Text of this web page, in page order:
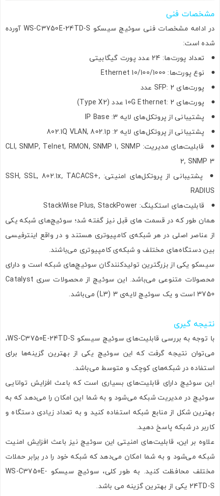
مشخصات فنی
در ادامه مشخصات فنی سوئیچ سیسکو WS-C3750E-24TD-S آورده
شده است:
تعداد پورت‌ها: 24 عدد پورت گیگابیتی
نوع پورت‌ها: 10/100/1000 Ethernet
پورت‌های SFP: 2 عدد
پورت‌های 10G Ethernet: 2 عدد (Type X2)
پشتیبانی از پروتکل‌های لایه 3: IP Base
پشتیبانی از پروتکل‌های لایه 2: 802.1Q VLAN, 802.1p
قابلیت‌های مدیریت: CLI, SNMP, Telnet, RMON, SNMP 1, SNMP
2, SNMP 3
پشتیبانی از پروتکل‌های امنیتی: SSH, SSL, 802.1x, TACACS+,
RADIUS
قابلیت‌های استکینگ: StackWise Plus, StackPower
همان طور که در قسمت های قبل نیز گفته شد؛ سوئیچ‌های شبکه یکی
از عناصر اصلی در هر شبکه‌ی کامپیوتری هستند و در واقع اینترفیسی
بین دستگاه‌های مختلف و شبکه‌ی کامپیوتری می‌باشند.
سیسکو یکی از بزرگترین تولیدکنندگان سوئیچ‌های شبکه است و دارای
محصولات متنوعی می‌باشد. این سوئیچ از محصولات سری Catalyst
3750 است و یک سوئیچ لایه‌ی 3 (L3) می‌باشد.
نتیجه گیری
با توجه به بررسی قابلیت‌های سوئیچ سیسکو WS-C3750E-24TD-S،
می‌توان نتیجه گرفت که این سوئیچ یکی از بهترین گزینه‌ها برای
استفاده در شبکه‌های کوچک و متوسط می‌باشد.
این سوئیچ دارای قابلیت‌های بسیاری است که باعث افزایش توانایی
سوئیچ در مدیریت شبکه می‌شود و به شما این امکان را می‌دهد که به
بهترین شکل از منابع شبکه استفاده کنید و به تعداد زیادی دستگاه و
کاربر در شبکه پاسخ دهید.
علاوه بر این، قابلیت‌های امنیتی این سوئیچ نیز باعث افزایش امنیت
شبکه می‌شود و به شما امکان می‌دهد که شبکه خود را در برابر حملات
مختلف محافظت کنید. به طور کلی، سوئیچ سیسکو WS-C3750E-
24TD-S یکی از بهترین گزینه می باشد.
اشتراک گذاری در شبکه های اجتماعی
ارسال به ایمیل
ارسال